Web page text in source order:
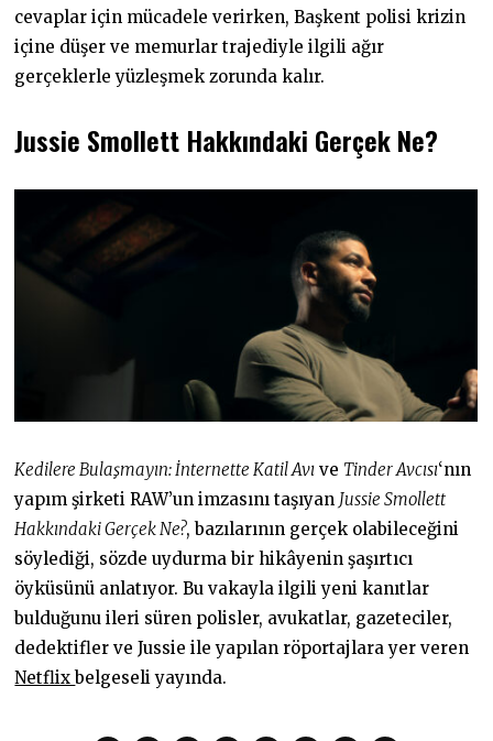
cevaplar için mücadele verirken, Başkent polisi krizin
içine düşer ve memurlar trajediyle ilgili ağır
gerçeklerle yüzleşmek zorunda kalır.
Jussie Smollett Hakkındaki Gerçek Ne?
Kedilere Bulaşmayın: İnternette Katil Avı ve Tinder Avcısı‘nın
yapım şirketi RAW’un imzasını taşıyan Jussie Smollett
Hakkındaki Gerçek Ne?, bazılarının gerçek olabileceğini
söylediği, sözde uydurma bir hikâyenin şaşırtıcı
öyküsünü anlatıyor. Bu vakayla ilgili yeni kanıtlar
bulduğunu ileri süren polisler, avukatlar, gazeteciler,
dedektifler ve Jussie ile yapılan röportajlara yer veren
Netflixbelgeseli yayında.